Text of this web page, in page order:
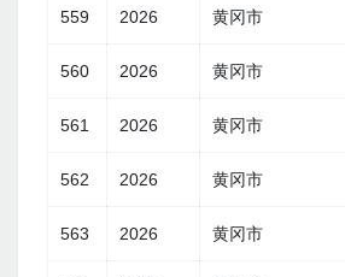
559 2026 黄冈市
560 2026 黄冈市
561 2026 黄冈市
562 2026 黄冈市
563 2026 黄冈市